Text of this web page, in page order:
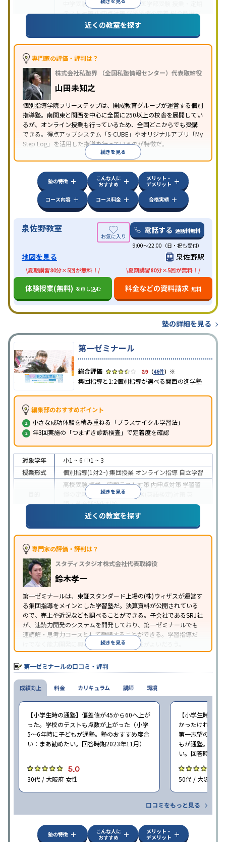
中学受験 高校受験大学受験 医学部受験
テスト対策内申点対策学習習慣の定着総合型選抜
(旧AO)対策推薦入試対策学校別特化対策
漢検(漢字検定)対策数学特化対策英語・英会話特化
特徴
中高一貫校生に対応
保証制度あり
授業の振替可能学習にPC・タブレッ
トを利用 オンライン対応
講習のみの受講可
近くの教室を探す
専門家の評価・評判は？
株式会社私塾界 （全国私塾情報センター）代表取締役
山田未知之
個別指導学院フリーステップは、開成教育グループが運営する個別
指導塾。南関東と関西を中心に全国に250以上の校舎を展開してい
るが、オンライン授業も行っているため、全国どこからでも受講
できる。得点アップシステム「S-CUBE」やオリジナルアプリ「My
Step Log」を活用した指導を行っているのが特徴だ。
続きを見る
塾の特徴
こんな人に
おすすめ
メリット・
デメリット
コース内容
コース料金 合格実績
泉佐野教室 電話する 通話料無料
9:00～22:00（日・祝も受付）
地図を見る 泉佐野駅
\夏期講習80分×5回が無料！/
体験授業(無料) を申し込む
\夏期講習80分×5回が無料！/
料金などの資料請求 無料
塾の詳細を見る
第一ゼミナール
3.9 （46件） ※
集団指導と1:2個別指導が選べる関西の進学塾
編集部のおすすめポイント
小さな成功体験を積み重ねる「プラスサイクル学習法」
年3回実施の「つまずき診断検査」で定着度を確認
続きを見る
対象学年 小1 ~ 6 中1 ~ 3
授業形式
個別指導(1対2~) 集団授業 オンライン指導 自立学習
高校受験授業・定期テスト対策 内申点対策 学習習
慣の定着
学校別特化対策 英検(英語検定)対策
語・英会話特化対策
特徴
入塾に学力基準あり学習にPC・タブレットを利用
オンライン対応1科目から受講可能季節講習のみの
受講可
※2023年10月調査。小学校高学年の集団塾アンケート調査方法
近くの教室を探す
専門家の評価・評判は？
スタディスタジオ株式会社代表取締役
鈴木孝一
第一ゼミナールは、東証スタンダード上場の(株)ウィザスが運営す
る集団指導をメインとした学習塾だ。決算資料が公開されている
ので、売上や近況なども調べることができる。子会社であるSRJ社
が、速読力開発のシステムを開発しており、第一ゼミナールでも
速読解・思考力コースとして受講することができる。学習指導だ
けでなく能力開発に興味がある場合は、相性がよいだろう。
続きを見る
第一ゼミナールの口コミ・評判
成績向上
【小学生時の通塾】偏差値が45から60へ上が
った。学校のテストも点数が上がった（小学
5〜6年時に子どもが通塾。塾のおすすめ度合
い：まあ勧めたい。回答時期2023年11月）
5.0
30代 / 大阪府 女性
【小学生時の通
かったけれど、
第一志望の学校
もが通塾。塾の
い。回答時期
50代 / 大阪府 女
口コミをもっと見る
料金 カリキュラム 講師 環境
塾の特徴
こんな人に
おすすめ
メリット・
デメリット